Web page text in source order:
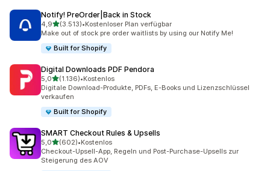
Notify! PreOrder|Back in Stock
4,9von 5 Sternen
(3.513)
3513 Rezensionen insgesamt
•Kostenloser Plan verfügbar
Make out of stock pre order waitlists by using our Notify Me!
Built for Shopify
Digital Downloads PDF Pendora
5,0von 5 Sternen
(1.136)
1136 Rezensionen insgesamt
•Kostenlos
Digitale Download-Produkte, PDFs, E-Books und Lizenzschlüssel
verkaufen
Built for Shopify
SMART Checkout Rules & Upsells
5,0von 5 Sternen
(602)
602 Rezensionen insgesamt
•Kostenlos
Checkout-Upsell-App, Regeln und Post-Purchase-Upsells zur
Steigerung des AOV